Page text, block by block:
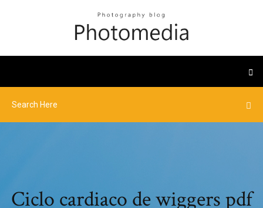
Ciclo cardiaco de wiggers pdf